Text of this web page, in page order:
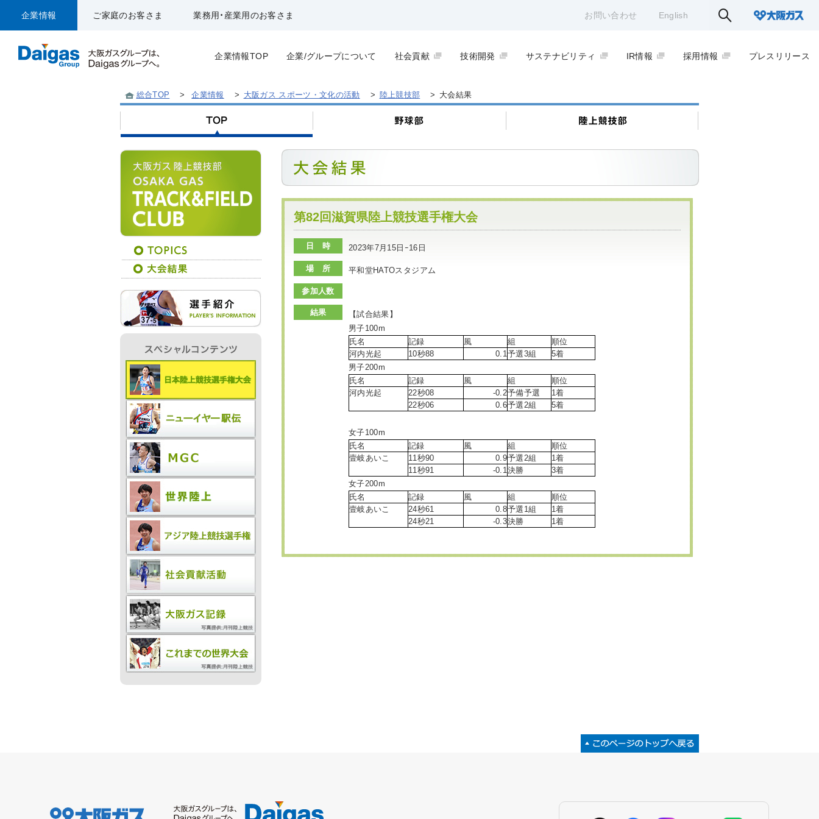
企業情報 ご家庭のお客さま 業務用・産業用のお客さま お問い合わせ English
企業情報TOP 企業/グループについて 社会貢献 技術開発 サステナビリティ IR情報 採用情報 プレスリリース
総合TOP > 企業情報 > 大阪ガス スポーツ・文化の活動 > 陸上競技部 > 大会結果
第82回滋賀県陸上競技選手権大会
日 時 2023年7月15日ｰ16日
場 所 平和堂HATOスタジアム
参加人数
結果
【試合結果】
男子100m
氏名
記録 風 組
順位
河内光起
10秒88 0.1予選3組
5着
男子200m
氏名
記録 風 組
順位
河内光起
22秒08 -0.2予備予選
1着
22秒06
0.6予選2組 5着
女子100m
氏名
記録 風 組
順位
壹岐あいこ
11秒90 0.9予選2組
1着
11秒91
-0.1決勝
3着
女子200m
氏名
記録 風 組
順位
壹岐あいこ
24秒61 0.8予選1組
1着
24秒21
-0.3決勝 1着